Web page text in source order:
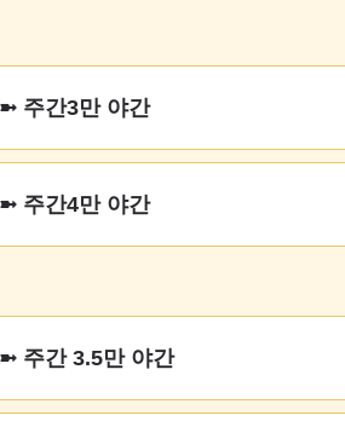
주간3만 야간
주간4만 야간
주간 3.5만 야간